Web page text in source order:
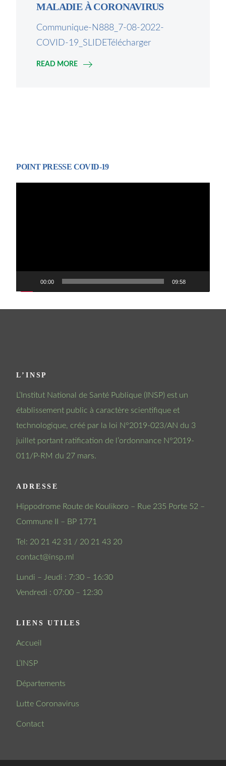
MALADIE À CORONAVIRUS
Communique-N888_7-08-2022-
COVID-19_SLIDETélécharger
READ MORE
POINT PRESSE COVID-19
00:00 09:58
L’INSP
L’Institut National de Santé Publique (INSP) est un
établissement public à caractère scientifique et
technologique, créé par la loi N°2019-023/AN du 3
juillet portant ratification de l’ordonnance N°2019-
011/P-RM du 27 mars.
ADRESSE
Hippodrome Route de Koulikoro – Rue 235 Porte 52 –
Commune II – BP 1771
Tel: 20 21 42 31 / 20 21 43 20
contact@insp.ml
Lundi – Jeudi : 7:30 – 16:30
Vendredi : 07:00 – 12:30
LIENS UTILES
Accueil
L’INSP
Départements
Lutte Coronavirus
Contact